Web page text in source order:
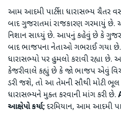
આમ આદમી પાર્ટીના ધારાસભ્ય ચૈતર
બાદ ગુજરાતમાં રાજકારણ ગરમાયું
નિશાન સાધ્યું છે. આપનું કહેવું છે કે
બાદ ભાજપના નેતાઓ ગભરાઈ ગયા
ધારાસભ્યો પર હુમલો કરાવી રહ્યા છે.
કેજરીવાલે કહ્યું છે કે જો ભાજપ એવું
ડરી જશે, તો આ તેમની સૌથી મોટી
ધારાસભ્યને મુક્ત કરવાની માંગ કરી છે.
આક્ષેપો કર્યા;દરમિયાન, આમ આદમી